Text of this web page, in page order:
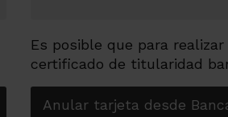
Es posible que para
certificado de titularidad
Anular tarjeta desde